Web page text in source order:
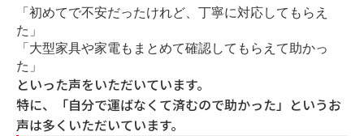
「初めてで不安だったけれど、丁寧に対応してもらえ
た」
「大型家具や家電もまとめて確認してもらえて助かっ
た」
といった声をいただいています。
特に、「自分で運ばなくて済むので助かった」というお
声は多くいただいています。